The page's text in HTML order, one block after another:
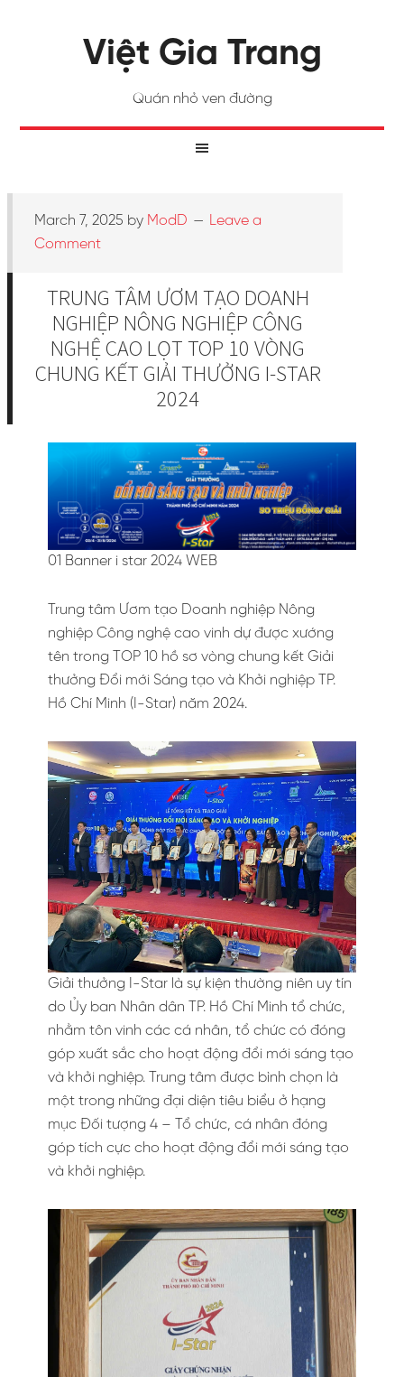
Việt Gia Trang
Quán nhỏ ven đường
March 7, 2025 by ModD
Leave a
Comment
TRUNG TÂM ƯƠM TẠO DOANH
NGHIỆP NÔNG NGHIỆP CÔNG
NGHỆ CAO LỌT TOP 10 VÒNG
CHUNG KẾT GIẢI THƯỞNG I-STAR
2024
01 Banner i star 2024 WEB
Trung tâm Ươm tạo Doanh nghiệp Nông
nghiệp Công nghệ cao vinh dự được xướng
tên trong TOP 10 hồ sơ vòng chung kết Giải
thưởng Đổi mới Sáng tạo và Khởi nghiệp TP.
Hồ Chí Minh (I-Star) năm 2024.
Giải thưởng I-Star là sự kiện thường niên uy tín
do Ủy ban Nhân dân TP. Hồ Chí Minh tổ chức,
nhằm tôn vinh các cá nhân, tổ chức có đóng
góp xuất sắc cho hoạt động đổi mới sáng tạo
và khởi nghiệp. Trung tâm được bình chọn là
một trong những đại diện tiêu biểu ở hạng
mục Đối tượng 4 – Tổ chức, cá nhân đóng
góp tích cực cho hoạt động đổi mới sáng tạo
và khởi nghiệp.